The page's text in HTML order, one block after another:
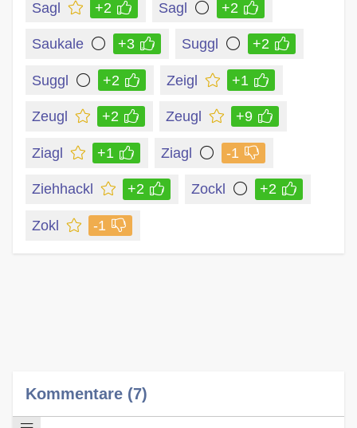
Sagl +2 Sagl +2
Saukale +3 Suggl +2
Suggl +2 Zeigl +1
Zeugl +2 Zeugl +9
Ziagl +1 Ziagl -1
Ziehhackl +2 Zockl +2
Zokl -1
Kommentare (7)